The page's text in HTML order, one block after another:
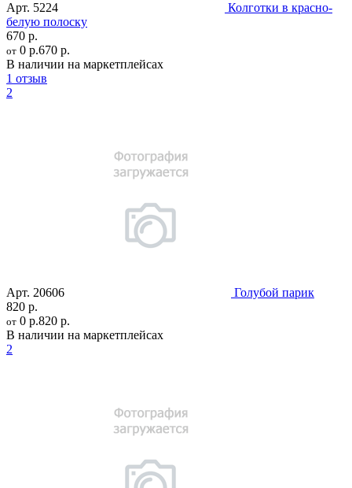
Арт. 5224
Колготки в красно-
белую полоску
670 р.
от 0 р.670 р.
В наличии на маркетплейсах
1 отзыв
2
Арт. 20606
Голубой парик
820 р.
от 0 р.820 р.
В наличии на маркетплейсах
2